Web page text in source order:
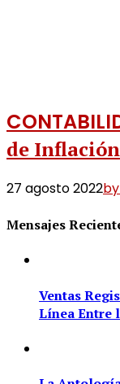
de Inflación
27 agosto 2022
Mensajes
Ventas
Línea Entre